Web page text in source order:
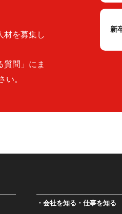
材を募集し
質問」にま
い。
新
会社を知る・仕事を知る